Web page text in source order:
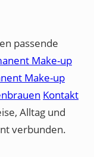
passende
Make-up
Make-up
Kontakt
Alltag und
verbunden.